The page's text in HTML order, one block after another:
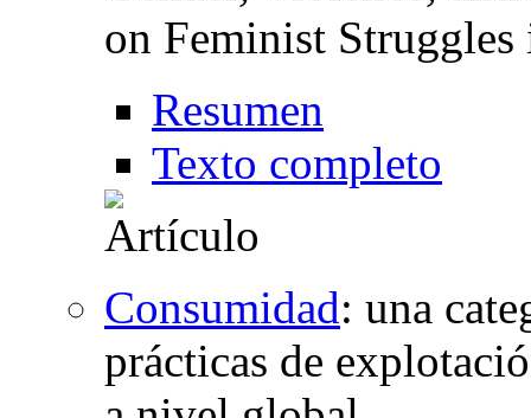
on Feminist
Resumen
Texto completo
Consumidad: una
prácticas de